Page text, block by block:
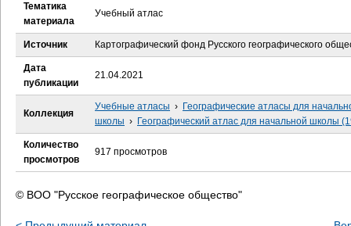
е
с
ь
Тематика
материала
Учебный атлас
Источник Картографический фонд Русского географического
Дата
публикации
21.04.2021
Коллекция
Учебные атласы › Географические атласы для
школы › Географический атлас для начальной школы
Количество
просмотров
917 просмотров
© ВОО "Русское географическое общество"